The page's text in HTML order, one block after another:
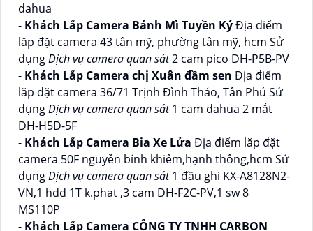
dahua
- Khách Lắp Camera Bánh Mì Tuyền KýĐịa điểm
lăp đặt camera 43 tân mỹ, phường tân mỹ, hcm Sử
dụngDịch vụ camera quan sát2 cam pico DH-P5B-PV
- Khách Lắp Camera chị Xuân đầm sen Địa điểm
lăp đặt camera 36/71 Trịnh Đình Thảo, Tân Phú Sử
dụngDịch vụ camera quan sát1 cam dahua 2 mắt
DH-H5D-5F
- Khách Lắp Camera Bia Xe Lửa Địa điểm lăp đặt
camera 50F nguyễn bỉnh khiêm,hạnh thông,hcm Sử
dụngDịch vụ camera quan sát1 đầu ghi KX-A8128N2-
VN,1 hdd 1T k.phat ,3 cam DH-F2C-PV,1 sw 8
MS110P
- Khách Lắp Camera CÔNG TY TNHH CARBON